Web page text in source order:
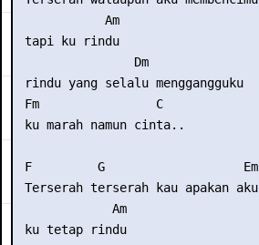
            Am
tapi ku rindu
                Dm
rindu yang selalu menggangguku
Fm                C
ku marah namun cinta..
F         G                   Em
Terserah terserah kau apakan aku
             Am
ku tetap rindu